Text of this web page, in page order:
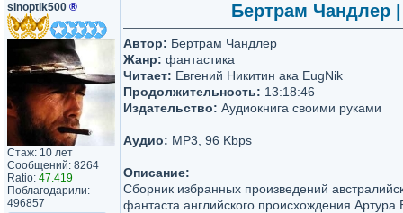
sinoptik500 ®
Стаж: 10 лет
Сообщений: 8264
Ratio: 47.419
Поблагодарили:
496857
Бертрам Чандлер
Автор: Бертрам Чандлер
Жанр: фантастика
Читает: Евгений Никитин ака EugNik
Продолжительность: 13:18:46
Издательство: Аудиокнига своими руками
Аудио: MP3, 96 Kbps
Описание:
Сборник избранных произведений
фантаста английского происхождения